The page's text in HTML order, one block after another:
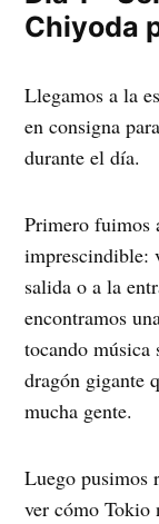
Chiyoda
Llegamos a la
en consigna
durante el día.
Primero fuimos
imprescindible:
salida o a la
encontramos
tocando música
dragón gigante
mucha gente.
Luego
ver cómo Tokio